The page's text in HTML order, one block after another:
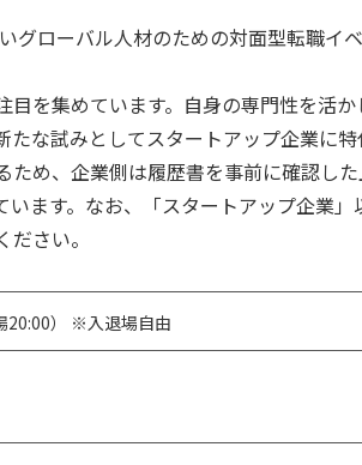
グローバル人材のための対面型転職イ
を集めています。自身の専門性を活
な試みとしてスタートアップ企業に特
め、企業側は履歴書を事前に確認し
ます。なお、「スタートアップ企業
さい。
20:00） ※入退場自由